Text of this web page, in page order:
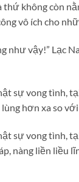
thứ không còn
vô ích cho
như vậy!” Lạc
sự vong tình,
hơn xa so
sự vong tình,
nàng liền liều